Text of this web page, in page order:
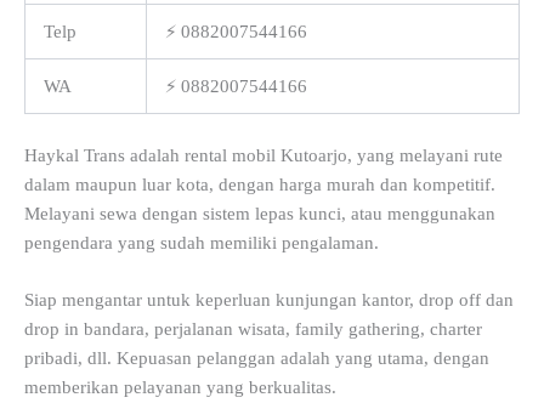
Telp ⚡ 0882007544166
WA ⚡ 0882007544166
Haykal Trans adalah rental mobil Kutoarjo, yang melayani rute
dalam maupun luar kota, dengan harga murah dan kompetitif.
Melayani sewa dengan sistem lepas kunci, atau menggunakan
pengendara yang sudah memiliki pengalaman.
Siap mengantar untuk keperluan kunjungan kantor, drop off dan
drop in bandara, perjalanan wisata, family gathering, charter
pribadi, dll. Kepuasan pelanggan adalah yang utama, dengan
memberikan pelayanan yang berkualitas.